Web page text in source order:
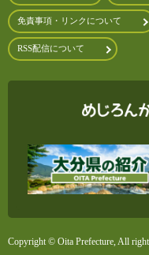
免責事項・リンクについて
RSS配信について
Copyright © Oita Prefecture, All